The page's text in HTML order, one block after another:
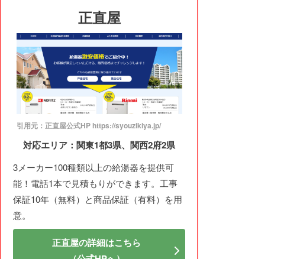
正直屋
引用元：正直屋公式HP https://syouzikiya.jp/
対応エリア：関東1都3県、関西2府2県
3メーカー100種類以上の給湯器を提供可
能！電話1本で見積もりができます。工事
保証10年（無料）と商品保証（有料）を用
意。
正直屋の詳細はこちら